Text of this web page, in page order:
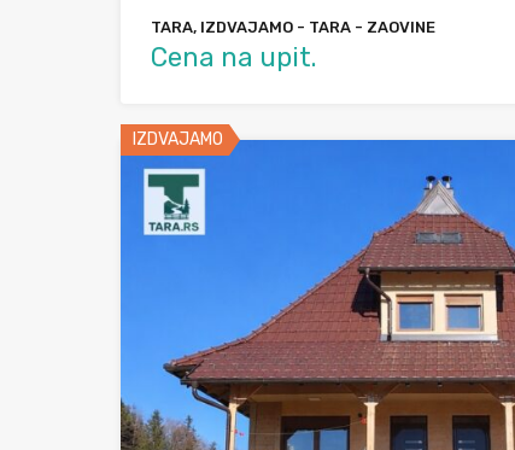
TARA, IZDVAJAMO - TARA - ZAOVINE
Cena na upit.
IZDVAJAMO